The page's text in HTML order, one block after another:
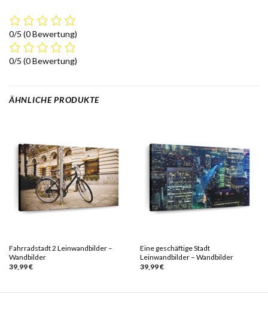
0/5 (0 Bewertung)
0/5 (0 Bewertung)
ÄHNLICHE PRODUKTE
Fahrradstadt 2 Leinwandbilder –
Wandbilder
39,99€
Eine geschäftige Stadt
Leinwandbilder – Wandbilder
39,99€